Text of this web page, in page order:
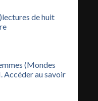
de huit
(Mondes
Accéder au savoir